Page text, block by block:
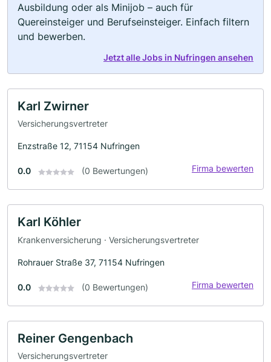
Ausbildung oder als Minijob – auch für
Quereinsteiger und Berufseinsteiger. Einfach filtern
und bewerben.
Jetzt alle Jobs in Nufringen ansehen
Karl Zwirner
Versicherungsvertreter
Enzstraße 12, 71154 Nufringen
0.0 (0 Bewertungen) Firma bewerten
Karl Köhler
Krankenversicherung · Versicherungsvertreter
Rohrauer Straße 37, 71154 Nufringen
0.0 (0 Bewertungen) Firma bewerten
Reiner Gengenbach
Versicherungsvertreter